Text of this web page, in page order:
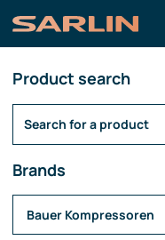
Product search
Brands
Bauer Kompressoren